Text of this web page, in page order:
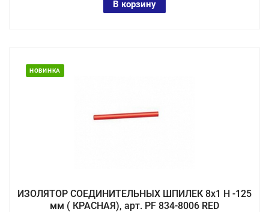
В корзину
НОВИНКА
ИЗОЛЯТОР СОЕДИНИТЕЛЬНЫХ ШПИЛЕК 8х1 Н -125
мм ( КРАСНАЯ), арт. PF 834-8006 RED